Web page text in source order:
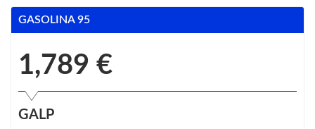
GASOLINA 95
1,789 €
GALP